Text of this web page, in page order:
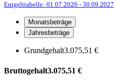
Entgelttabelle: 01.07.2026 - 30.09.2027
Monatsbeträge
Jahresbeträge
Grundgehalt3.075,51 €
Bruttogehalt3.075,51 €